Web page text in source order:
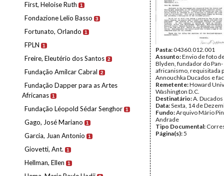
First, Heloise Ruth 1
Fondazione Lelio Basso 3
Fortunato, Orlando 1
FPLN 1
Freire, Eleutério dos Santos 2
Fundação Amílcar Cabral 2
Fundação Dapper para as Artes
Africanas 1
Fundação Léopold Sédar Senghor 1
Gago, José Mariano 1
Garcia, Juan Antonio 1
Giovetti, Ant. 1
Hellman, Ellen 1
Pasta:04360.012.001
Assunto:Envio de foto
Blyden, fundador do Pan-
africanismo, requisitada
Annouchka Ducados e
Remetente:Howard
Washington D.C.
Destinatário:A. Ducados
Data:Sexta, 14 de
Fundo:Arquivo Mário
Andrade
Tipo Documental:
Página(s):5